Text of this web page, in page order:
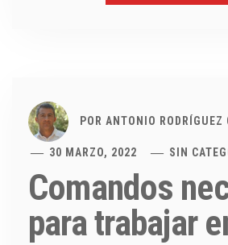
POR ANTONIO RODRÍGUEZ
30 MARZO, 2022 SIN
Comandos
para trabajar